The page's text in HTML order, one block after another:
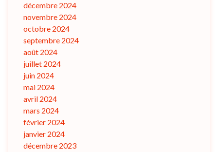
décembre 2024
novembre 2024
octobre 2024
septembre 2024
août 2024
juillet 2024
juin 2024
mai 2024
avril 2024
mars 2024
février 2024
janvier 2024
décembre 2023